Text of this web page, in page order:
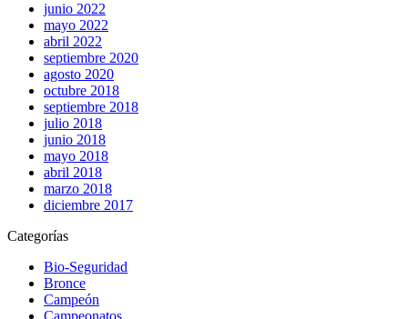
junio 2022
mayo 2022
abril 2022
septiembre 2020
agosto 2020
octubre 2018
septiembre 2018
julio 2018
junio 2018
mayo 2018
abril 2018
marzo 2018
diciembre 2017
Categorías
Bio-Seguridad
Bronce
Campeón
Campeonatos